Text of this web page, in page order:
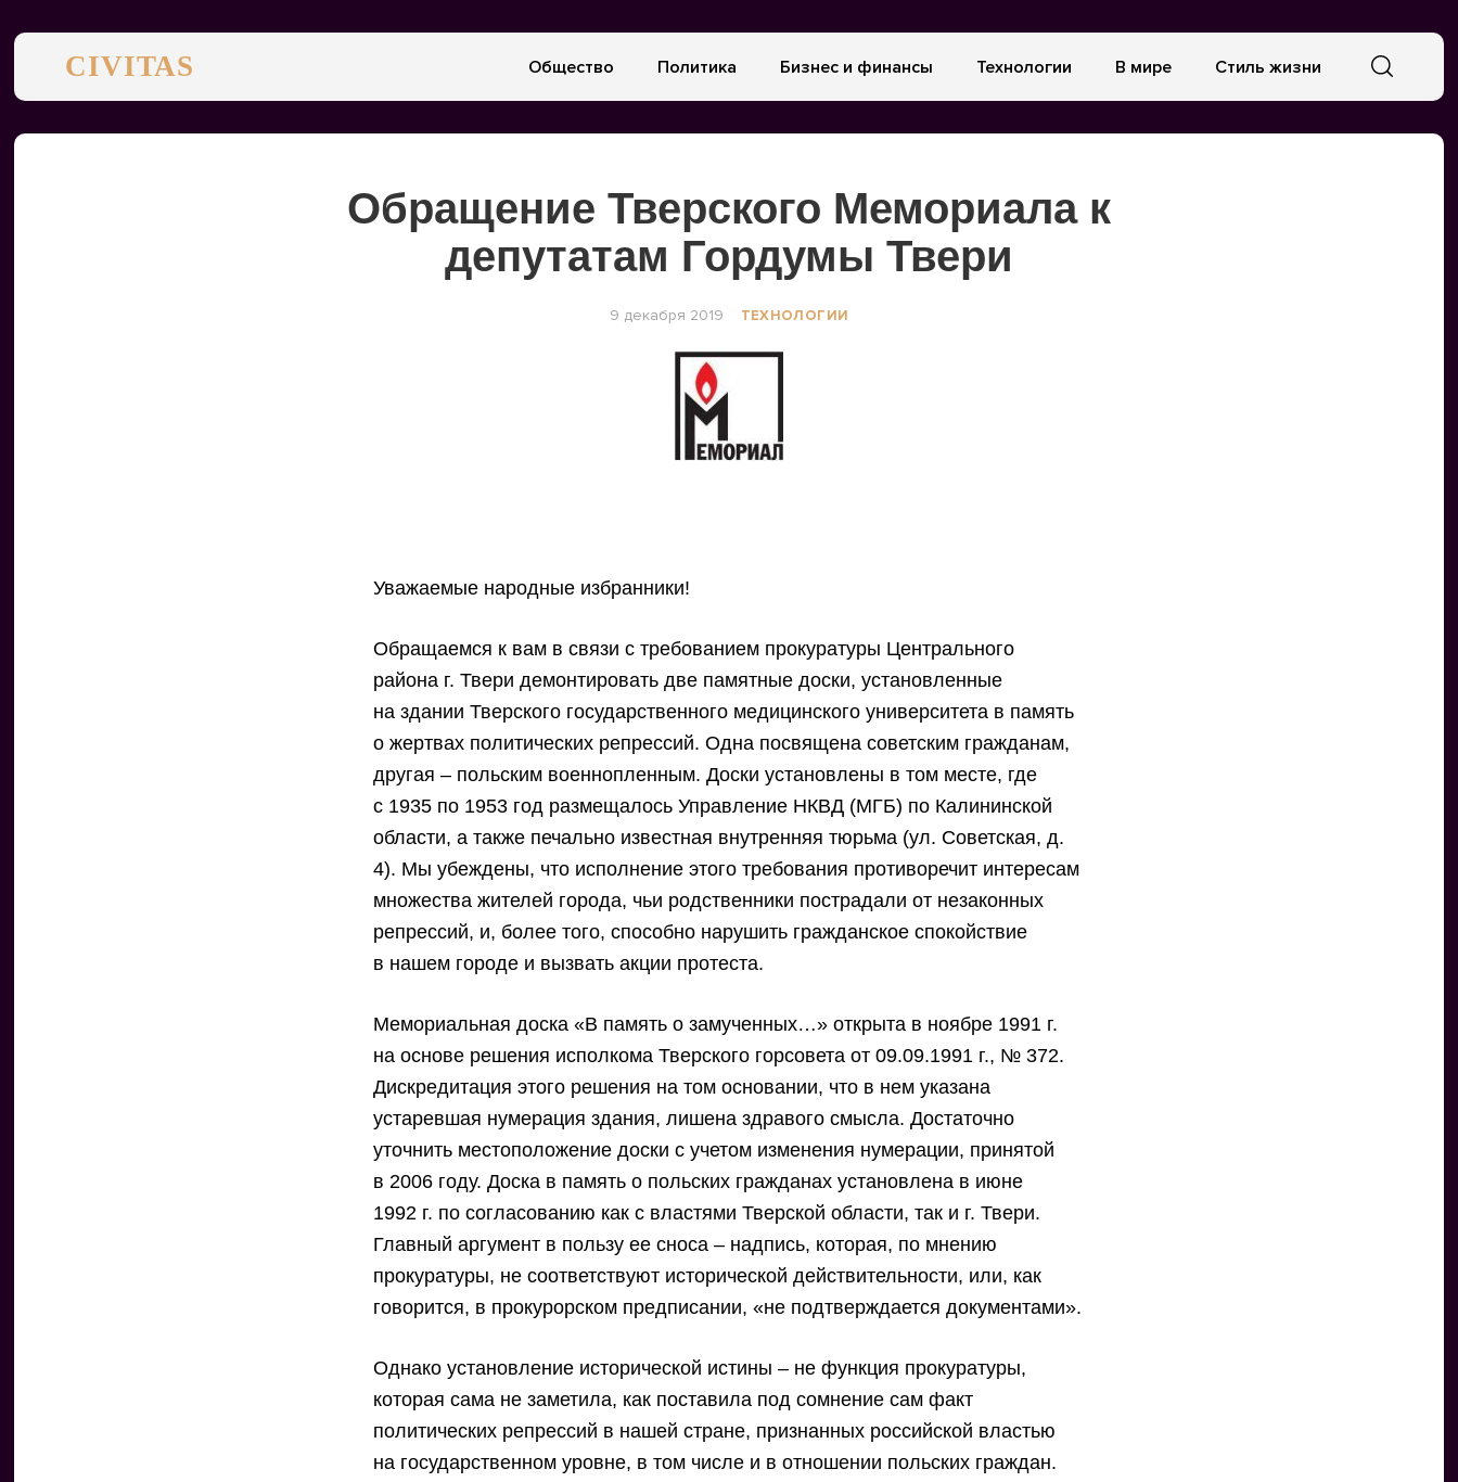
CIVITAS Общество Политика Бизнес и финансы Технологии В мире Стиль жизни
Обращение Тверского Мемориала к
депутатам Гордумы Твери
9 декабря 2019 ТЕХНОЛОГИИ
Уважаемые народные избранники!
Обращаемся к вам в связи с требованием прокуратуры Центрального
района г. Твери демонтировать две памятные доски, установленные
на здании Тверского государственного медицинского университета в память
о жертвах политических репрессий. Одна посвящена советским гражданам,
другая – польским военнопленным. Доски установлены в том месте, где
с 1935 по 1953 год размещалось Управление НКВД (МГБ) по Калининской
области, а также печально известная внутренняя тюрьма (ул. Советская, д.
4). Мы убеждены, что исполнение этого требования противоречит интересам
множества жителей города, чьи родственники пострадали от незаконных
репрессий, и, более того, способно нарушить гражданское спокойствие
в нашем городе и вызвать акции протеста.
Мемориальная доска «В память о замученных…» открыта в ноябре 1991 г.
на основе решения исполкома Тверского горсовета от 09.09.1991 г., № 372.
Дискредитация этого решения на том основании, что в нем указана
устаревшая нумерация здания, лишена здравого смысла. Достаточно
уточнить местоположение доски с учетом изменения нумерации, принятой
в 2006 году. Доска в память о польских гражданах установлена в июне
1992 г. по согласованию как с властями Тверской области, так и г. Твери.
Главный аргумент в пользу ее сноса – надпись, которая, по мнению
прокуратуры, не соответствуют исторической действительности, или, как
говорится, в прокурорском предписании, «не подтверждается документами».
Однако установление исторической истины – не функция прокуратуры,
которая сама не заметила, как поставила под сомнение сам факт
политических репрессий в нашей стране, признанных российской властью
на государственном уровне, в том числе и в отношении польских граждан.